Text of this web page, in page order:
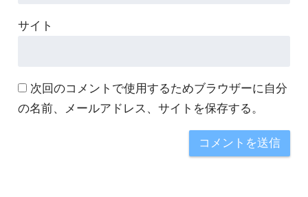
サイト
次回のコメントで使用するためブラウザーに自分
の名前、メールアドレス、サイトを保存する。